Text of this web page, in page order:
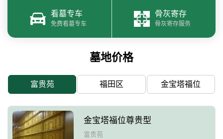
看墓专车
免费看墓专车
骨灰寄存
骨灰寄存服务
墓地价格
富贵苑 福田区 金宝塔福位
金宝塔福位尊贵型
富贵苑